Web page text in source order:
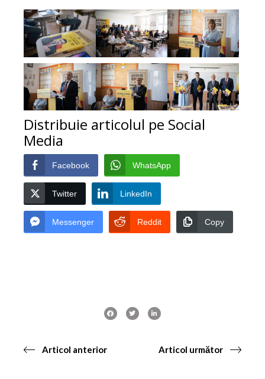
Distribuie articolul pe Social
Media
Facebook WhatsApp
Twitter LinkedIn
Messenger Reddit Copy
Articol anterior Articol următor